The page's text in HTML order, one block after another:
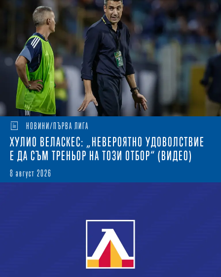
НОВИНИ/ПЪРВА ЛИГА
ХУЛИО ВЕЛАСКЕС: „НЕВЕРОЯТНО УДОВОЛСТВИЕ
Е ДА СЪМ ТРЕНЬОР НА ТОЗИ ОТБОР“ (ВИДЕО)
8 август 2026